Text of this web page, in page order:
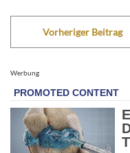
Vorheriger Beitrag
Werbung